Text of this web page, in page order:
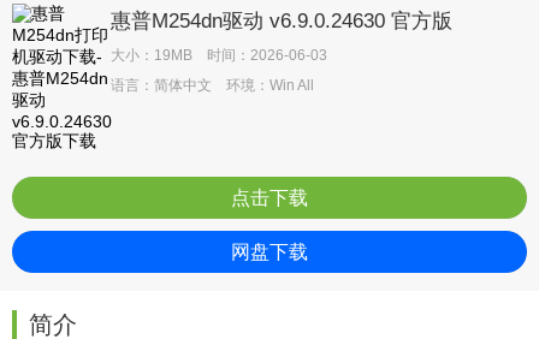
惠普M254dn驱动 v6.9.0.24630 官方版
大小：19MB 时间：2026-06-03
语言：简体中文 环境：Win All
点击下载
网盘下载
简介